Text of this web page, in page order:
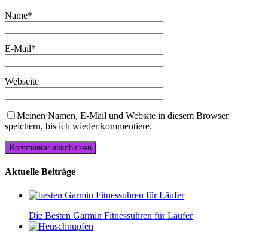
Name*
E-Mail*
Webseite
Meinen Namen, E-Mail und Website in diesem Browser
speichern, bis ich wieder kommentiere.
Aktuelle Beiträge
Die Besten Garmin Fitnessuhren für Läufer